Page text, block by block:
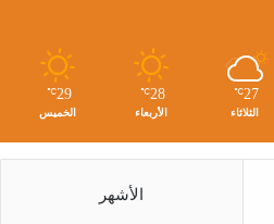
27
℃
الثلاثاء
28
℃
الأربعاء
29
℃
الخميس
الأشهر